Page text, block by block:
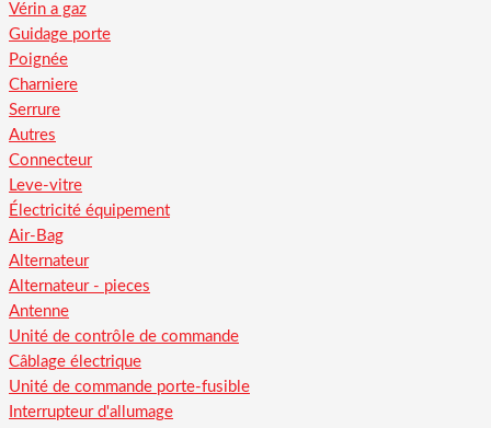
Vérin a gaz
Guidage porte
Poignée
Charniere
Serrure
Autres
Connecteur
Leve-vitre
Électricité équipement
Air-Bag
Alternateur
Alternateur - pieces
Antenne
Unité de contrôle de commande
Câblage électrique
Unité de commande porte-fusible
Interrupteur d'allumage